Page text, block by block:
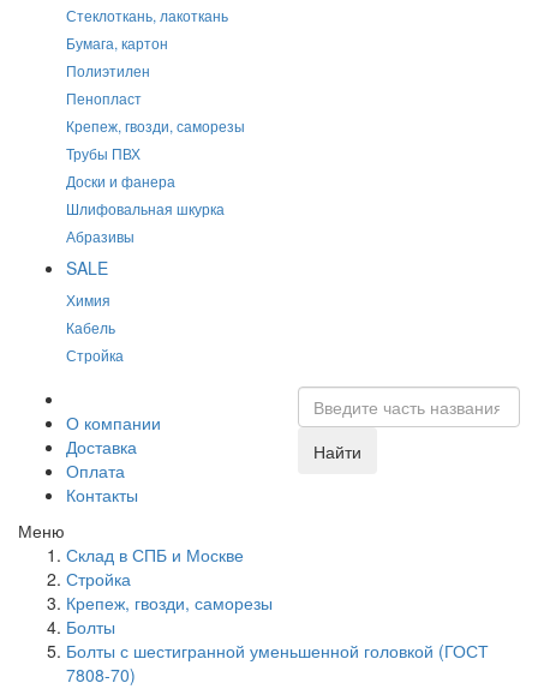
Стеклоткань, лакоткань
Бумага, картон
Полиэтилен
Пенопласт
Крепеж, гвозди, саморезы
Трубы ПВХ
Доски и фанера
Шлифовальная шкурка
Абразивы
SALE
Химия
Кабель
Стройка
О компании
Доставка
Оплата
Контакты
Найти
Меню
Склад в СПБ и Москве
Стройка
Крепеж, гвозди, саморезы
Болты
Болты с шестигранной уменьшенной головкой (ГОСТ
7808-70)